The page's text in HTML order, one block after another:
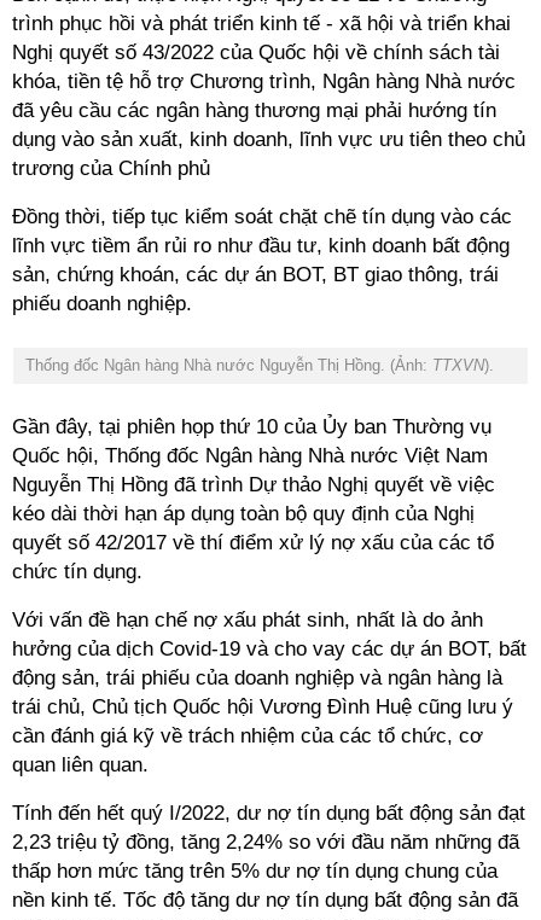
trình phục hồi và phát triển kinh tế - xã hội và triển khai
Nghị quyết số 43/2022 của Quốc hội về chính sách tài
khóa, tiền tệ hỗ trợ Chương trình, Ngân hàng Nhà nước
đã yêu cầu các ngân hàng thương mại phải hướng tín
dụng vào sản xuất, kinh doanh, lĩnh vực ưu tiên theo chủ
trương của Chính phủ
Đồng thời, tiếp tục kiểm soát chặt chẽ tín dụng vào các
lĩnh vực tiềm ẩn rủi ro như đầu tư, kinh doanh bất động
sản, chứng khoán, các dự án BOT, BT giao thông, trái
phiếu doanh nghiệp.
Thống đốc Ngân hàng Nhà nước Nguyễn Thị Hồng. (Ảnh: TTXVN).
Gần đây, tại phiên họp thứ 10 của Ủy ban Thường vụ
Quốc hội, Thống đốc Ngân hàng Nhà nước Việt Nam
Nguyễn Thị Hồng đã trình Dự thảo Nghị quyết về việc
kéo dài thời hạn áp dụng toàn bộ quy định của Nghị
quyết số 42/2017 về thí điểm xử lý nợ xấu của các tổ
chức tín dụng.
Với vấn đề hạn chế nợ xấu phát sinh, nhất là do ảnh
hưởng của dịch Covid-19 và cho vay các dự án BOT, bất
động sản, trái phiếu của doanh nghiệp và ngân hàng là
trái chủ, Chủ tịch Quốc hội Vương Đình Huệ cũng lưu ý
cần đánh giá kỹ về trách nhiệm của các tổ chức, cơ
quan liên quan.
Tính đến hết quý I/2022, dư nợ tín dụng bất động sản đạt
2,23 triệu tỷ đồng, tăng 2,24% so với đầu năm những đã
thấp hơn mức tăng trên 5% dư nợ tín dụng chung của
nền kinh tế. Tốc độ tăng dư nợ tín dụng bất động sản đã